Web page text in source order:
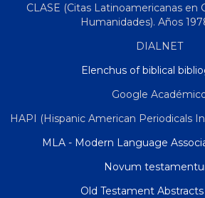
CLASE (Citas Latinoamericanas en
Humanidades). Años
DIALNET
Elenchus of biblical
Google
HAPI (Hispanic American Periodicals
MLA - Modern Language
Novum
Old Testament